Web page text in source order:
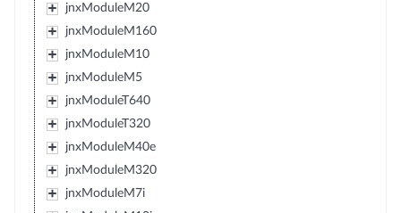
jnxModuleM20
jnxModuleM160
jnxModuleM10
jnxModuleM5
jnxModuleT640
jnxModuleT320
jnxModuleM40e
jnxModuleM320
jnxModuleM7i